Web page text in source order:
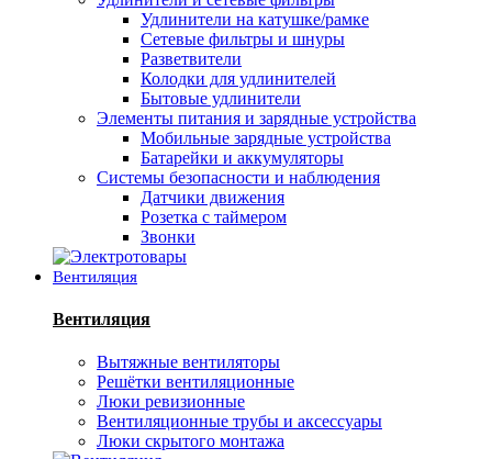
Удлинители на катушке/рамке
Сетевые фильтры и шнуры
Разветвители
Колодки для удлинителей
Бытовые удлинители
Элементы питания и зарядные устройства
Мобильные зарядные устройства
Батарейки и аккумуляторы
Системы безопасности и наблюдения
Датчики движения
Розетка с таймером
Звонки
Вентиляция
Вентиляция
Вытяжные вентиляторы
Решётки вентиляционные
Люки ревизионные
Вентиляционные трубы и аксессуары
Люки скрытого монтажа